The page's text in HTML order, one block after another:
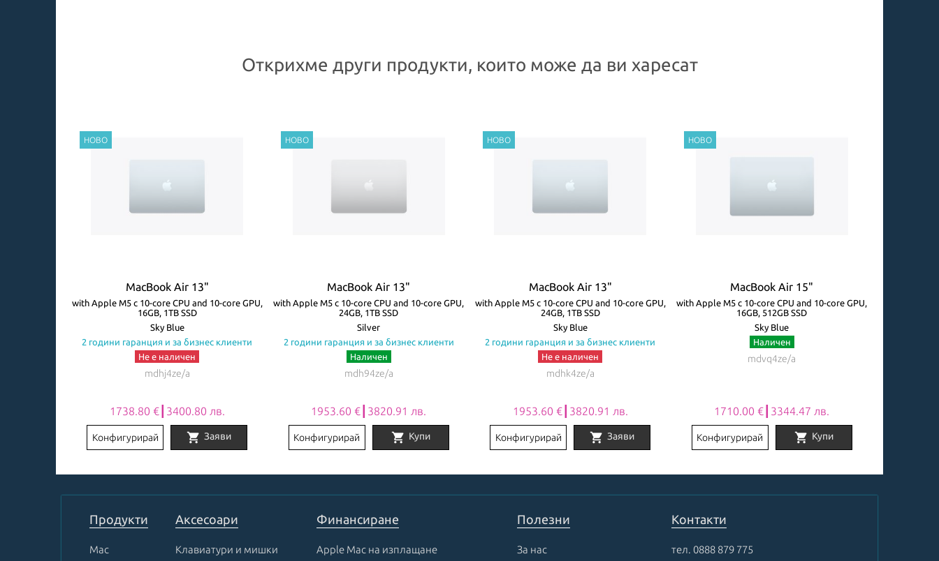
Открихме други продукти, които може да ви харесат
MacBook Air 13"
with Apple M5 с 10-core CPU and 10-core GPU,
16GB, 1TB SSD
Sky Blue
2 години гаранция и за бизнес клиенти
Не е наличен
mdhj4ze/a
1738.80 €┃3400.80 лв.
Конфигурирай shopping_cart Заяви
MacBook Air 13"
with Apple M5 с 10-core CPU and 10-core GPU,
24GB, 1TB SSD
Silver
2 години гаранция и за бизнес клиенти
Наличен
mdh94ze/a
1953.60 €┃3820.91 лв.
Конфигурирай shopping_cart Купи
MacBook Air 13"
with Apple M5 с 10-core CPU and 10-core GPU,
24GB, 1TB SSD
Sky Blue
2 години гаранция и за бизнес клиенти
Не е наличен
mdhk4ze/a
1953.60 €┃3820.91 лв.
Конфигурирай shopping_cart Заяви
MacBook Air 15"
with Apple M5 с 10-core CPU and 10-core GPU,
16GB, 512GB SSD
Sky Blue
Наличен
mdvq4ze/a
1710.00 €┃3344.47 лв.
Конфигурирай shopping_cart Купи
1
Продукти
Mac
Аксесоари
Клавиатури и мишки
Финансиране
Apple Mac на изплащане
Полезни
За нас
Контакти
тел. 0888 879 775